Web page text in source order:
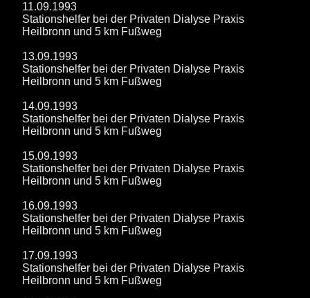
11.09.1993
Stationshelfer bei der Privaten Dialyse Praxis
Heilbronn und 5 km Fußweg
13.09.1993
Stationshelfer bei der Privaten Dialyse Praxis
Heilbronn und 5 km Fußweg
14.09.1993
Stationshelfer bei der Privaten Dialyse Praxis
Heilbronn und 5 km Fußweg
15.09.1993
Stationshelfer bei der Privaten Dialyse Praxis
Heilbronn und 5 km Fußweg
16.09.1993
Stationshelfer bei der Privaten Dialyse Praxis
Heilbronn und 5 km Fußweg
17.09.1993
Stationshelfer bei der Privaten Dialyse Praxis
Heilbronn und 5 km Fußweg